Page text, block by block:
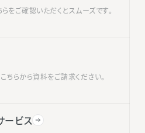
をご確認いただくとスムーズです。
ちらから資料をご請求ください。
ービス